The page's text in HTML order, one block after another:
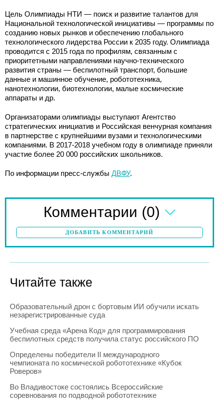
Цель Олимпиады НТИ — поиск и развитие талантов для
Национальной технологической инициативы — программы по
созданию новых рынков и обеспечению глобального
технологического лидерства России к 2035 году. Олимпиада
проводится с 2015 года по профилям, связанным с
приоритетными направлениями научно-технического
развития страны — беспилотный транспорт, большие
данные и машинное обучение, робототехника,
нанотехнологии, биотехнологии, малые космические
аппараты и др.
Организаторами олимпиады выступают Агентство
стратегических инициатив и Российская венчурная компания
в партнерстве с крупнейшими вузами и технологическими
компаниями. В 2017-2018 учебном году в олимпиаде приняли
участие более 20 000 российских школьников.
По информации пресс-службы ДВФУ.
Комментарии (0)
ДОБАВИТЬ КОММЕНТАРИЙ
Читайте также
Образовательный дрон с бортовым ИИ обучили искать
незарегистрированные суда
Учебная среда «Арена Код» для программирования
беспилотных средств получила статус российского ПО
Определены победители II международного
чемпионата по космической робототехнике «Кубок
Роверов»
Во Владивостоке состоялись Всероссийские
соревнования по подводной робототехнике